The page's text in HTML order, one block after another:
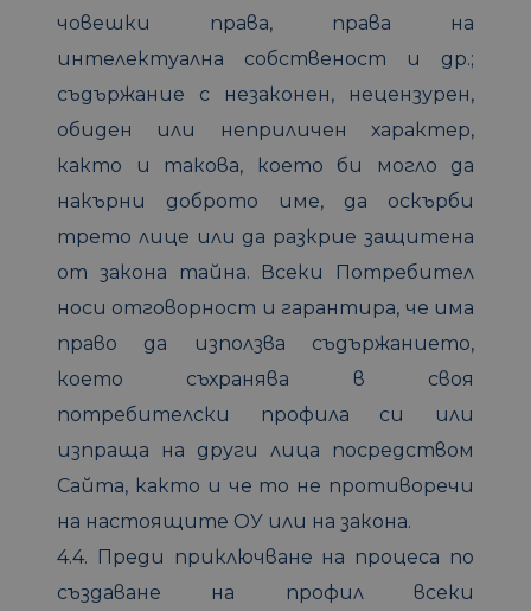
човешки права, права на
интелектуална собственост и др.;
съдържание с незаконен, нецензурен,
обиден или неприличен характер,
както и такова, което би могло да
накърни доброто име, да оскърби
трето лице или да разкрие защитена
от закона тайна. Всеки Потребител
носи отговорност и гарантира, че има
право да използва съдържанието,
което съхранява в своя
потребителски профила си или
изпраща на други лица посредством
Сайта, както и че то не противоречи
на настоящите ОУ или на закона.
4.4. Преди приключване на процеса по
създаване на профил всеки